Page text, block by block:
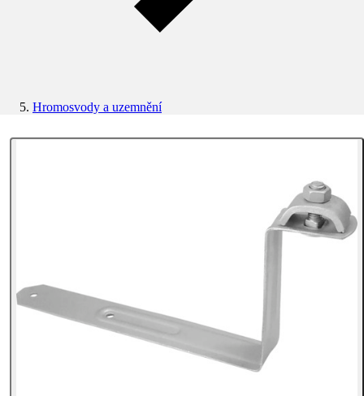
Hromosvody a uzemnění